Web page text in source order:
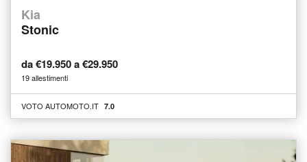
Kia
Stonic
da €19.950 a €29.950
19 allestimenti
VOTO AUTOMOTO.IT 7.0